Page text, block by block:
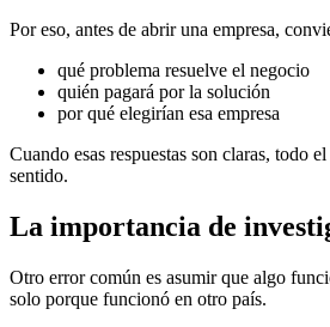
Por eso, antes de abrir una empresa,
qué problema resuelve el negocio
quién pagará por la solución
por qué elegirían esa empresa
Cuando esas respuestas son claras, todo
sentido.
La importancia de
Otro error común es asumir que algo
solo porque funcionó en otro país.